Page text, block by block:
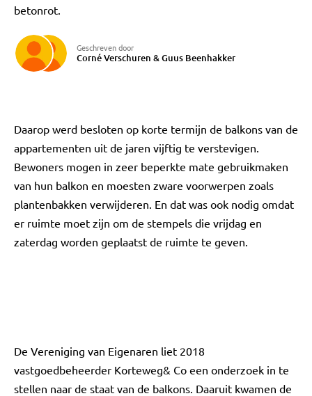
betonrot.
Geschreven door
Corné Verschuren &Guus Beenhakker
Daarop werd besloten op korte termijn de balkons van de
appartementen uit de jaren vijftig te verstevigen.
Bewoners mogen in zeer beperkte mate gebruikmaken
van hun balkon en moesten zware voorwerpen zoals
plantenbakken verwijderen. En dat was ook nodig omdat
er ruimte moet zijn om de stempels die vrijdag en
zaterdag worden geplaatst de ruimte te geven.
De Vereniging van Eigenaren liet 2018
vastgoedbeheerder Korteweg& Co een onderzoek in te
stellen naar de staat van de balkons. Daaruit kwamen de